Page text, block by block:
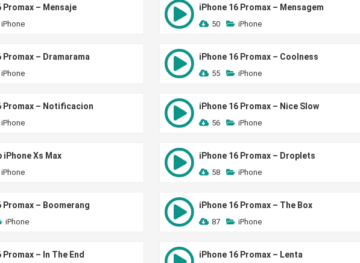
Promax – Mensaje
iPhone
iPhone 16 Promax – Mensagem
50 iPhone
Promax – Dramarama
iPhone
iPhone 16 Promax – Coolness
55 iPhone
Promax – Notificacion
iPhone
iPhone 16 Promax – Nice Slow
56 iPhone
iPhone Xs Max
iPhone
iPhone 16 Promax – Droplets
58 iPhone
Promax – Boomerang
iPhone
iPhone 16 Promax – The Box
87 iPhone
Promax – In The End iPhone 16 Promax – Lenta